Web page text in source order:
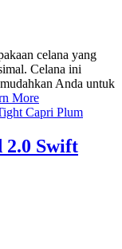
celana yang
Celana ini
Anda untuk
More
2.0 Swift